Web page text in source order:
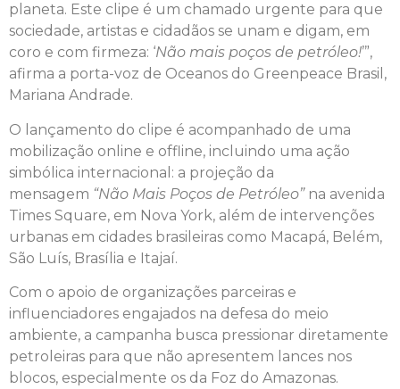
planeta. Este clipe é um chamado urgente para que
sociedade, artistas e cidadãos se unam e digam, em
coro e com firmeza: ‘Não mais poços de petróleo!’”,
afirma a porta-voz de Oceanos do Greenpeace Brasil,
Mariana Andrade.
O lançamento do clipe é acompanhado de uma
mobilização online e offline, incluindo uma ação
simbólica internacional: a projeção da
mensagem “Não Mais Poços de Petróleo”na avenida
Times Square, em Nova York, além de intervenções
urbanas em cidades brasileiras como Macapá, Belém,
São Luís, Brasília e Itajaí.
Com o apoio de organizações parceiras e
influenciadores engajados na defesa do meio
ambiente, a campanha busca pressionar diretamente
petroleiras para que não apresentem lances nos
blocos, especialmente os da Foz do Amazonas.